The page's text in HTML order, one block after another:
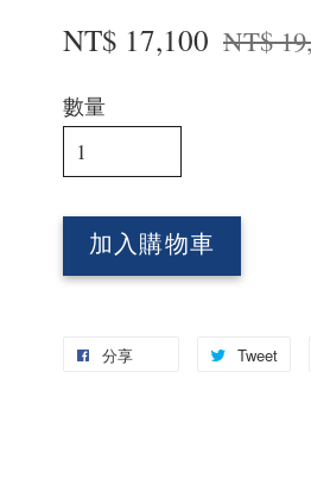
NT$ 17,100 NT$
數量
加入購物車
分享 Tweet